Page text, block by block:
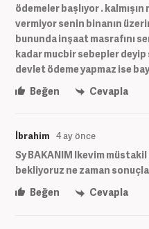
ödemeler başlıyor .
vermiyor senin binanın
bununda inşaat masrafını
kadar mucbir sebepler deyip
devlet ödeme yapmaz ise
Beğen
Cevapla
İbrahim 4 ay önce
Sy BAKANIM lkevim
bekliyoruz ne zaman
Beğen
Cevapla